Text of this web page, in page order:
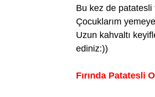
Bu kez de patatesli
Çocuklarım
Uzun kahvaltı
ediniz:))
Fırında Patatesli